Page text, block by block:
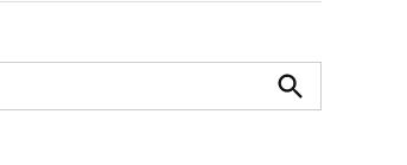
Search